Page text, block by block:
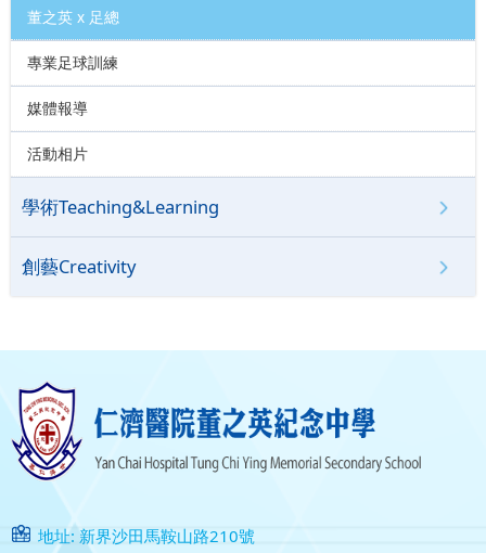
董之英 x 足總
專業足球訓練
媒體報導
活動相片
學術Teaching&Learning
創藝Creativity
地址: 新界沙田馬鞍山路210號